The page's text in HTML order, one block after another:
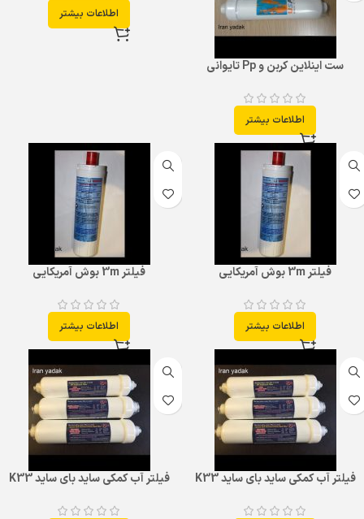
ست اینلاین کربن و Pp تایوانی
اطلاعات بیشتر
اطلاعات بیشتر
فیلتر 3m بوش آمریکایی
اطلاعات بیشتر
فیلتر 3m بوش آمریکایی
اطلاعات بیشتر
فیلتر آب کمکی ساید بای ساید K33 فیلتر آب کمکی ساید بای ساید K33